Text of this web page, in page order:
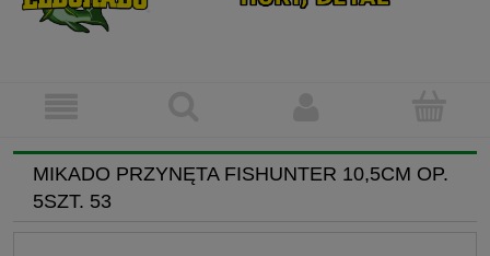
MIKADO PRZYNĘTA FISHUNTER 10,5CM OP.
5SZT. 53